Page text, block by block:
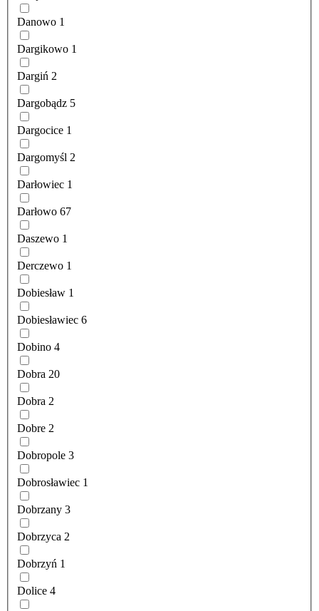
Danowo 1
Dargikowo 1
Dargiń 2
Dargobądz 5
Dargocice 1
Dargomyśl 2
Darłowiec 1
Darłowo 67
Daszewo 1
Derczewo 1
Dobiesław 1
Dobiesławiec 6
Dobino 4
Dobra 20
Dobra 2
Dobre 2
Dobropole 3
Dobrosławiec 1
Dobrzany 3
Dobrzyca 2
Dobrzyń 1
Dolice 4